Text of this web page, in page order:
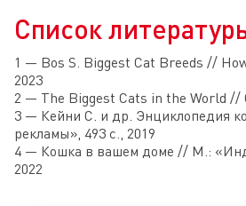
Список
1 — Bos S. Biggest Cat Breeds //
2023
2 — The Biggest Cats in the World //
3 — Кейни С. и др. Энциклопедия
рекламы», 493 с., 2019
4 — Кошка в вашем доме // М.:
2022